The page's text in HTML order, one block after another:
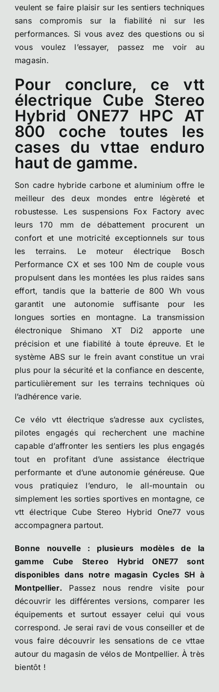
veulent se faire plaisir sur les sentiers techniques
sans compromis sur la fiabilité ni sur les
performances. Si vous avez des questions ou si
vous voulez l’essayer, passez me voir au
magasin.
Pour conclure, ce vtt
électrique Cube Stereo
Hybrid ONE77 HPC AT
800 coche toutes les
cases du vttae enduro
haut de gamme.
Son cadre hybride carbone et aluminium offre le
meilleur des deux mondes entre légèreté et
robustesse. Les suspensions Fox Factory avec
leurs 170 mm de débattement procurent un
confort et une motricité exceptionnels sur tous
les terrains. Le moteur électrique Bosch
Performance CX et ses 100 Nm de couple vous
propulsent dans les montées les plus raides sans
effort, tandis que la batterie de 800 Wh vous
garantit une autonomie suffisante pour les
longues sorties en montagne. La transmission
électronique Shimano XT Di2 apporte une
précision et une fiabilité à toute épreuve. Et le
système ABS sur le frein avant constitue un vrai
plus pour la sécurité et la confiance en descente,
particulièrement sur les terrains techniques où
l’adhérence varie.
Ce vélo vtt électrique s’adresse aux cyclistes,
pilotes engagés qui recherchent une machine
capable d’affronter les sentiers les plus engagés
tout en profitant d’une assistance électrique
performante et d’une autonomie généreuse. Que
vous pratiquiez l’enduro, le all-mountain ou
simplement les sorties sportives en montagne, ce
vtt électrique Cube Stereo Hybrid One77 vous
accompagnera partout.
Bonne nouvelle : plusieurs modèles de la
gamme Cube Stereo Hybrid ONE77 sont
disponibles dans notre magasin Cycles SH à
Montpellier. Passez nous rendre visite pour
découvrir les différentes versions, comparer les
équipements et surtout essayer celui qui vous
correspond. Je serai ravi de vous conseiller et de
vous faire découvrir les sensations de ce vttae
autour du magasin de vélos de Montpellier. À très
bientôt !